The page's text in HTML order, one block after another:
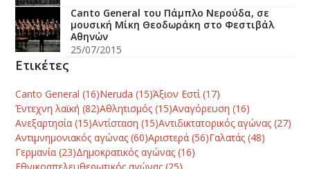
Canto General του Πάμπλο Νερούδα, σε
μουσική Μίκη Θεοδωράκη στο Φεστιβάλ
Αθηνών
25/07/2015
Ετικέτες
Canto General (16)Neruda (15)Άξιον Εστί(17)
Έντεχνη λαϊκή (82)Αθλητισμός (15)Αναγόρευση (16)
Ανεξαρτησία (15)Αντίσταση (15)Αντιδικτατορικός αγώνας (27)
Αντιμνημονιακός αγώνας (60)Αριστερά (56)Γαλατάς (48)
Γερμανία (23)Δημοκρατικός αγώνας (16)